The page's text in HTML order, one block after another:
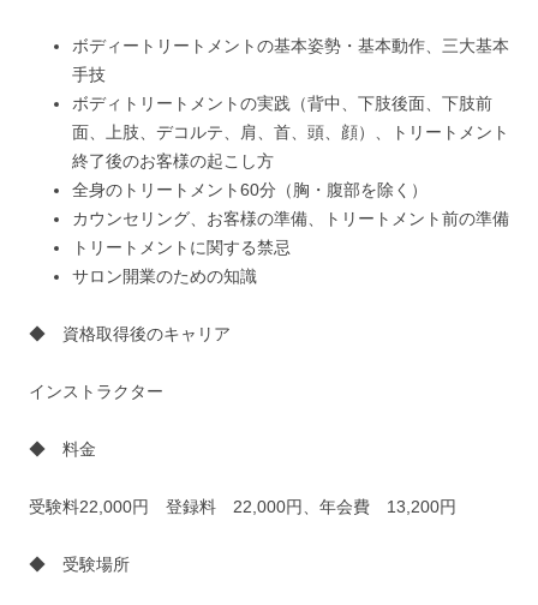
ボディートリートメントの基本姿勢・基本動作、三大基本
手技
ボディトリートメントの実践（背中、下肢後面、下肢前
面、上肢、デコルテ、肩、首、頭、顔）、トリートメント
終了後のお客様の起こし方
全身のトリートメント60分（胸・腹部を除く）
カウンセリング、お客様の準備、トリートメント前の準備
トリートメントに関する禁忌
サロン開業のための知識
◆ 資格取得後のキャリア
インストラクター
◆ 料金
受験料22,000円 登録料 22,000円、年会費 13,200円
◆ 受験場所